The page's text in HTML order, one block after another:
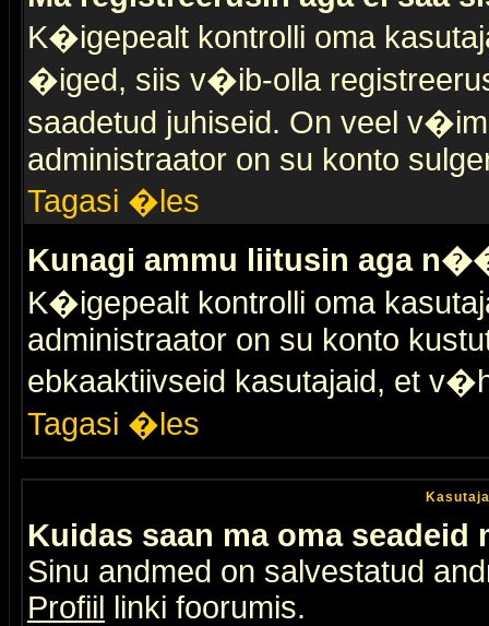
K�igepealt kontrolli oma
�iged, siis v�ib-olla
saadetud juhiseid. On veel
administraator on su konto
Tagasi �les
Kunagi ammu liitusin aga
K�igepealt kontrolli oma
administraator on su konto
ebkaaktiivseid kasutajaid, et
Tagasi �les
Kuidas saan ma oma seadeid
Sinu andmed on salvestatud
Profiil linki foorumis.